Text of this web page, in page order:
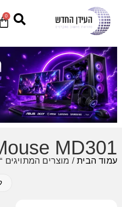
0
MD301
עמוד הבית/ מוצרים המתויגים “ProArt Mouse MD301”